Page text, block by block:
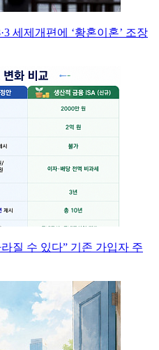
세제개편에 ‘황혼이혼’ 조장
라질 수 있다” 기존 가입자 주